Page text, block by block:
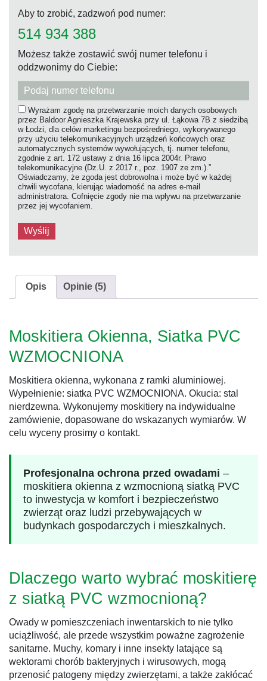
Aby to zrobić, zadzwoń pod numer:
514 934 388
Możesz także zostawić swój numer telefonu i
oddzwonimy do Ciebie:
Wyrażam zgodę na przetwarzanie moich danych osobowych
przez Baldoor Agnieszka Krajewska przy ul. Łąkowa 7B z siedzibą
w Łodzi, dla celów marketingu bezpośredniego, wykonywanego
przy użyciu telekomunikacyjnych urządzeń końcowych oraz
automatycznych systemów wywołujących, tj. numer telefonu,
zgodnie z art. 172 ustawy z dnia 16 lipca 2004r. Prawo
telekomunikacyjne (Dz.U. z 2017 r., poz. 1907 ze zm.).”
Oświadczamy, że zgoda jest dobrowolna i może być w każdej
chwili wycofana, kierując wiadomość na adres e-mail
administratora. Cofnięcie zgody nie ma wpływu na przetwarzanie
przez jej wycofaniem.
Opis Opinie (5)
Moskitiera Okienna, Siatka PVC
WZMOCNIONA
Moskitiera okienna, wykonana z ramki aluminiowej.
Wypełnienie: siatka PVC WZMOCNIONA. Okucia: stal
nierdzewna. Wykonujemy moskitiery na indywidualne
zamówienie, dopasowane do wskazanych wymiarów. W
celu wyceny prosimy o kontakt.
Profesjonalna ochrona przed owadami –
moskitiera okienna z wzmocnioną siatką PVC
to inwestycja w komfort i bezpieczeństwo
zwierząt oraz ludzi przebywających w
budynkach gospodarczych i mieszkalnych.
Dlaczego warto wybrać moskitierę
z siatką PVC wzmocnioną?
Owady w pomieszczeniach inwentarskich to nie tylko
uciążliwość, ale przede wszystkim poważne zagrożenie
sanitarne. Muchy, komary i inne insekty latające są
wektorami chorób bakteryjnych i wirusowych, mogą
przenosić patogeny między zwierzętami, a także zakłócać